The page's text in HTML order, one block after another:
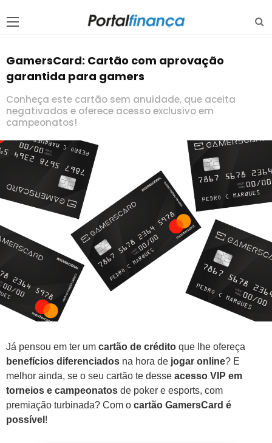
GamersCard: Cartão com aprovação
garantida para gamers
Conheça este cartão sem anuidade, que aceita
negativados e oferece acesso exclusivo em
campeonatos!
Já pensou em ter um cartão de crédito que lhe ofereça
benefícios diferenciados na hora de jogar online? E
melhor ainda, se o seu cartão te desse acesso VIP em
torneios e campeonatos de poker e esports, com
premiação turbinada? Com o cartão GamersCard é
possível !